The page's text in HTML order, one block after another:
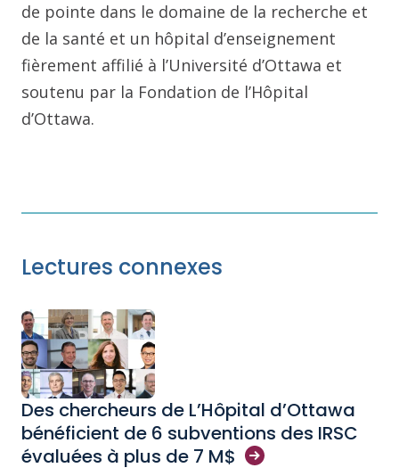
de pointe dans le domaine de la recherche et
de la santé et un hôpital d’enseignement
fièrement affilié à l’Université d’Ottawa et
soutenu par la Fondation de l’Hôpital
d’Ottawa.
Lectures connexes
Des chercheurs de L’Hôpital d’Ottawa
bénéficient de 6 subventions des IRSC
évaluées à plus de 7 M$